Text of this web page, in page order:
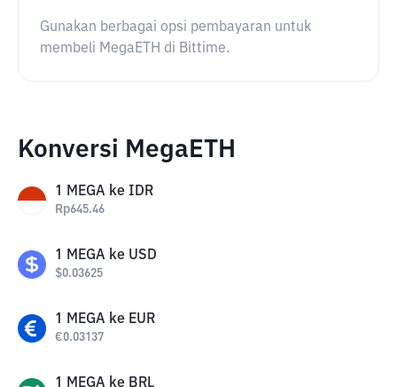
Gunakan berbagai opsi pembayaran untuk
membeli MegaETH di Bittime.
Konversi MegaETH
1 MEGA ke IDR
Rp645.46
1 MEGA ke USD
$0.03625
1 MEGA ke EUR
€0.03137
1 MEGA ke BRL